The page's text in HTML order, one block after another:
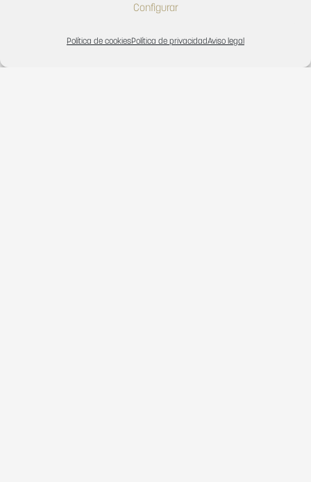
Configurar
Política de cookiesPolítica de privacidadAviso legal
Panel Técnico 1876 Minnesota Dark Oak 1005×1925